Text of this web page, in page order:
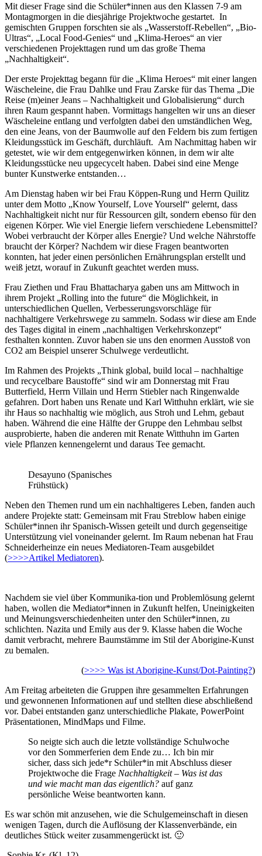
Mit dieser Frage sind die Schüler*innen aus den Klassen 7-9 am
Montagmorgen in die diesjährige Projektwoche gestartet. In
gemischten Gruppen forschten sie als „Wasserstoff-Rebellen“, „Bio-
Ultras“, „Local Food-Genies“ und „Klima-Heroes“ an vier
verschiedenen Projekttagen rund um das große Thema
„Nachhaltigkeit“.
Der erste Projekttag begann für die „Klima Heroes“ mit einer langen
Wäscheleine, die Frau Dahlke und Frau Zarske für das Thema „Die
Reise (m)einer Jeans – Nachhaltigkeit und Globalisierung“ durch
ihren Raum gespannt haben. Vormittags hangelten wir uns an dieser
Wäscheleine entlang und verfolgten dabei den umständlichen Weg,
den eine Jeans, von der Baumwolle auf den Feldern bis zum fertigen
Kleidungsstück im Geschäft, durchläuft. Am Nachmittag haben wir
getestet, wie wir dem entgegenwirken können, in dem wir alte
Kleidungsstücke neu upgecycelt haben. Dabei sind eine Menge
bunter Kunstwerke entstanden…
Am Dienstag haben wir bei Frau Köppen-Rung und Herrn Quilitz
unter dem Motto „Know Yourself, Love Yourself“ gelernt, dass
Nachhaltigkeit nicht nur für Ressourcen gilt, sondern ebenso für den
eigenen Körper. Wie viel Energie liefern verschiedene Lebensmittel?
Wobei verbraucht der Körper alles Energie? Und welche Nährstoffe
braucht der Körper? Nachdem wir diese Fragen beantworten
konnten, hat jeder einen persönlichen Ernährungsplan erstellt und
weiß jetzt, worauf in Zukunft geachtet werden muss.
Frau Ziethen und Frau Bhattacharya gaben uns am Mittwoch in
ihrem Projekt „Rolling into the future“ die Möglichkeit, in
unterschiedlichen Quellen, Verbesserungsvorschläge für
nachhaltigere Verkehrswege zu sammeln. Sodass wir diese am Ende
des Tages digital in einem „nachhaltigen Verkehrskonzept“
festhalten konnten. Zuvor haben sie uns den enormen Ausstoß von
CO2 am Beispiel unserer Schulwege verdeutlicht.
Im Rahmen des Projekts „Think global, build local – nachhaltige
und recycelbare Baustoffe“ sind wir am Donnerstag mit Frau
Butterfield, Herrn Villain und Herrn Stiebler nach Ringenwalde
gefahren. Dort haben uns Renate und Karl Witthuhn erklärt, wie sie
ihr Haus so nachhaltig wie möglich, aus Stroh und Lehm, gebaut
haben. Während die eine Hälfte der Gruppe den Lehmbau selbst
ausprobierte, haben die anderen mit Renate Witthuhn im Garten
viele Pflanzen kennengelernt und daraus Tee gemacht.
Desayuno (Spanisches
Frühstück)
Neben den Themen rund um ein nachhaltigeres Leben, fanden auch
andere Projekte statt: Gemeinsam mit Frau Streblow haben einige
Schüler*innen ihr Spanisch-Wissen geteilt und durch gegenseitige
Unterstützung viel voneinander gelernt. Im Raum nebenan hat Frau
Schneiderheinze ein neues Mediatoren-Team ausgebildet
(>>>>Artikel Mediatoren).
Nachdem sie viel über Kommunika-tion und Problemlösung gelernt
haben, wollen die Mediator*innen in Zukunft helfen, Uneinigkeiten
und Meinungsverschiedenheiten unter den Schüler*innen, zu
schlichten. Nazita und Emily aus der 9. Klasse haben die Woche
damit verbracht, mehrere Baumstämme im Stil der Aborigine-Kunst
zu bemalen.
(>>>> Was ist Aborigine-Kunst/Dot-Painting?)
Am Freitag arbeiteten die Gruppen ihre gesammelten Erfahrungen
und gewonnenen Informationen auf und stellten diese abschließend
vor. Dabei entstanden ganz unterschiedliche Plakate, PowerPoint
Präsentationen, MindMaps und Filme.
So neigte sich auch die letzte vollständige Schulwoche
vor den Sommerferien dem Ende zu… Ich bin mir
sicher, dass sich jede*r Schüler*in mit Abschluss dieser
Projektwoche die Frage Nachhaltigkeit – Was ist das
und wie macht man das eigentlich? auf ganz
persönliche Weise beantworten kann.
Es war schön mit anzusehen, wie die Schulgemeinschaft in diesen
wenigen Tagen, durch die Auflösung der Klassenverbände, ein
deutliches Stück weiter zusammengerückt ist. 🙂